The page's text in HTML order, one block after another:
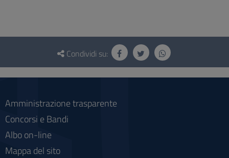
Questionario
social
Condividi su:
Amministrazione trasparente
Concorsi e Bandi
Albo on-line
Mappa del sito